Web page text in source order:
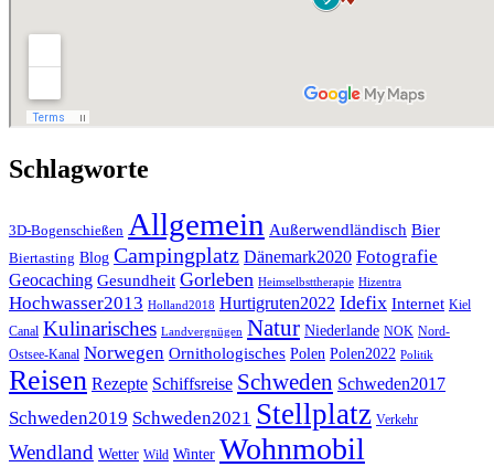
Schlagworte
3D-Bogenschießen Allgemein Außerwendländisch Bier
Biertasting Blog Campingplatz Dänemark2020 Fotografie
Geocaching Gesundheit Gorleben Heimselbsttherapie Hizentra
Hochwasser2013 Holland2018 Hurtigruten2022 Idefix Internet Kiel
Canal Kulinarisches Landvergnügen Natur Niederlande NOK Nord-
Ostsee-Kanal Norwegen Ornithologisches Polen Polen2022 Politik
Reisen Rezepte Schiffsreise Schweden Schweden2017
Schweden2019 Schweden2021 Stellplatz Verkehr
Wendland Wetter Wild Winter Wohnmobil